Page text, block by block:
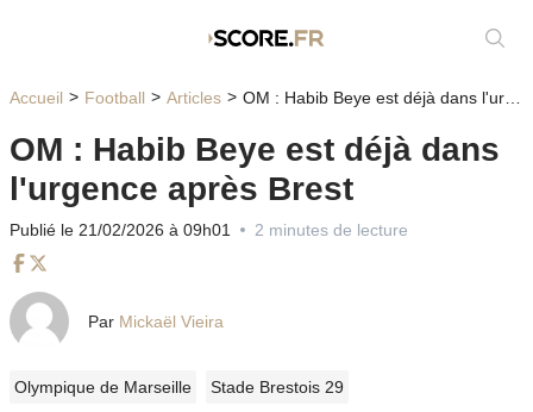
Accueil Football Articles OM : Habib Beye est déjà dans l'urgence après Brest
OM : Habib Beye est déjà dans
l'urgence après Brest
Publié le 21/02/2026 à 09h01 2 minutes de lecture
Par Mickaël Vieira
Olympique de Marseille Stade Brestois 29